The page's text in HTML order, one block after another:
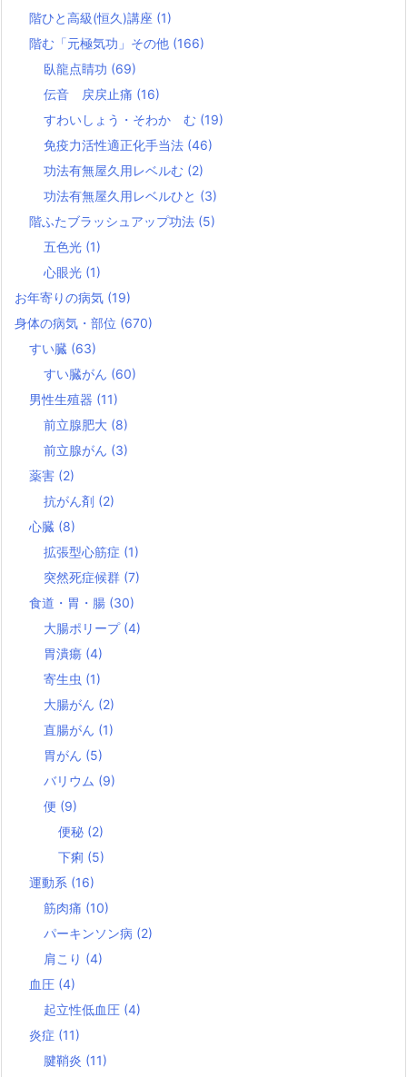
階ひと高級(恒久)講座 (1)
階む「元極気功」その他 (166)
臥龍点睛功 (69)
伝音 戻戻止痛 (16)
すわいしょう・そわか む (19)
免疫力活性適正化手当法 (46)
功法有無屋久用レベルむ (2)
功法有無屋久用レベルひと (3)
階ふたブラッシュアップ功法 (5)
五色光 (1)
心眼光 (1)
お年寄りの病気 (19)
身体の病気・部位 (670)
すい臓 (63)
すい臓がん (60)
男性生殖器 (11)
前立腺肥大 (8)
前立腺がん (3)
薬害 (2)
抗がん剤 (2)
心臓 (8)
拡張型心筋症 (1)
突然死症候群 (7)
食道・胃・腸 (30)
大腸ポリープ (4)
胃潰瘍 (4)
寄生虫 (1)
大腸がん (2)
直腸がん (1)
胃がん (5)
バリウム (9)
便 (9)
便秘 (2)
下痢 (5)
運動系 (16)
筋肉痛 (10)
パーキンソン病 (2)
肩こり (4)
血圧 (4)
起立性低血圧 (4)
炎症 (11)
腱鞘炎 (11)